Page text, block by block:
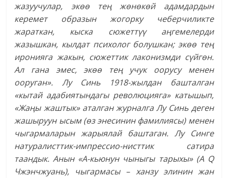
жазуучулар, экөө тең жөнөкөй адамдардын
керемет образын жогорку чеберчиликте
жараткан, кыска сюжеттүү аңгемелерди
жазышкан, кылдат психолог болушкан; экөө тең
иронияга жакын, сюжеттик лаконизмди сүйгөн.
Ал гана эмес, экөө тең учук оорусу менен
ооруган». Лу Синь 1918-жылдан башталган
«кытай адабиятындагы революцияга» катышып,
«Жаңы жаштык» аталган журналга Лу Синь деген
жашыруун ысым (өз энесинин фамилиясы) менен
чыгармаларын жарыялай баштаган. Лу Синге
натуралисттик-импрессио-нисттик сатира
таандык. Анын «А-кьюнун чыныгы тарыхы» (А Q
Чжэнчжуань), чыгармасы – ханзу элинин жан